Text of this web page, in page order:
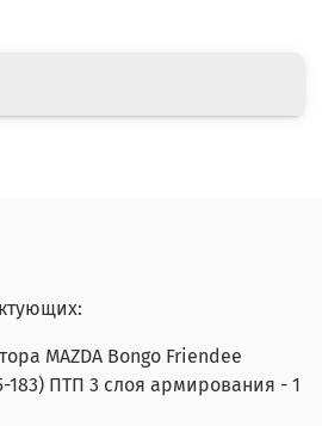
MAZDA Bongo Friendee
183) ПТП 3 слоя армирования - 1